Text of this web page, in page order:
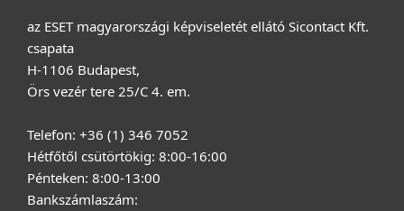
az ESET magyarországi képviseletét ellátó Sicontact Kft.
csapata
H-1106 Budapest,
Örs vezér tere 25/C 4. em.
Telefon: +36 (1) 346 7052
Hétfőtől csütörtökig: 8:00-16:00
Pénteken: 8:00-13:00
Bankszámlaszám: